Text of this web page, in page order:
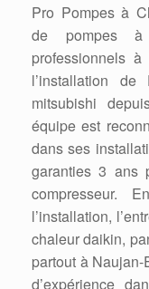
Pro Pompes à
de pompes à
professionnels
l’installation de
mitsubishi
équipe est
dans ses
garanties 3 ans
compresseur.
l’installation,
chaleur daikin,
partout à
d’expérience